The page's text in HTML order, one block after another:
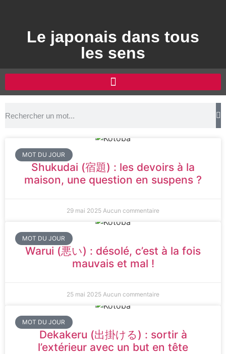
Le japonais dans tous
les sens
MOT DU JOUR
Shukudai (宿題) : les devoirs à la
maison, une question en suspens ?
29 mai 2025 Aucun commentaire
MOT DU JOUR
Warui (悪い) : désolé, c’est à la fois
mauvais et mal !
25 mai 2025 Aucun commentaire
MOT DU JOUR
Dekakeru (出掛ける) : sortir à
l’extérieur avec un but en tête